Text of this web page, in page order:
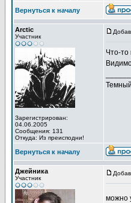
Вернуться к началу
Arctic
Участник
Зарегистрирован:
04.06.2005
Сообщения: 131
Откуда: Из преисподни!
Что-то
Вернуться к началу
Джейника
Участник
можно